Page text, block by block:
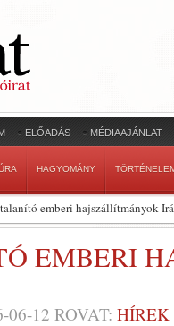
ELŐADÁS MÉDIAAJÁNLAT
HAGYOMÁNY
emberi hajszállítmányok
EMBERI
06-12 ROVAT: HÍREK